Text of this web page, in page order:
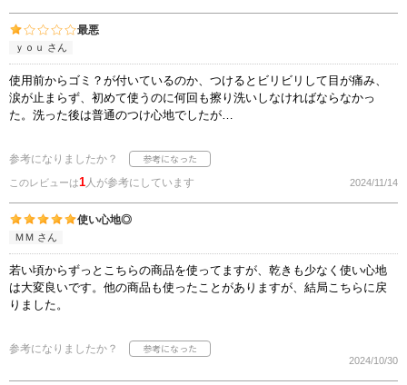
最悪
ｙｏｕ さん
使用前からゴミ？が付いているのか、つけるとビリビリして目が痛み、
涙が止まらず、初めて使うのに何回も擦り洗いしなければならなかっ
た。洗った後は普通のつけ心地でしたが…
参考になりましたか？
このレビューは1人が参考にしています 2024/11/14
使い心地◎
ＭＭ さん
若い頃からずっとこちらの商品を使ってますが、乾きも少なく使い心地
は大変良いです。他の商品も使ったことがありますが、結局こちらに戻
りました。
参考になりましたか？
2024/10/30